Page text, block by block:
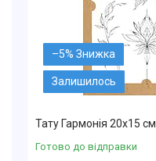
–5%
Залишилось
Тату Гармонія 20х15 см
Готово до відправки